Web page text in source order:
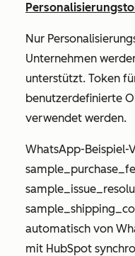
Nur
Unternehmen
unterstützt. Token
benutzerdefinierte
verwendet werden.
WhatsApp-Beispiel-
automatisch von
mit HubSpot